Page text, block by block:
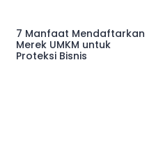
7 Manfaat Mendaftarkan
Merek UMKM untuk
Proteksi Bisnis